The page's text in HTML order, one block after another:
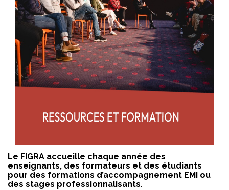
Le FIGRA accueille chaque année des
enseignants, des formateurs et des étudiants
pour des formations d’accompagnement EMI ou
des stages professionnalisants.